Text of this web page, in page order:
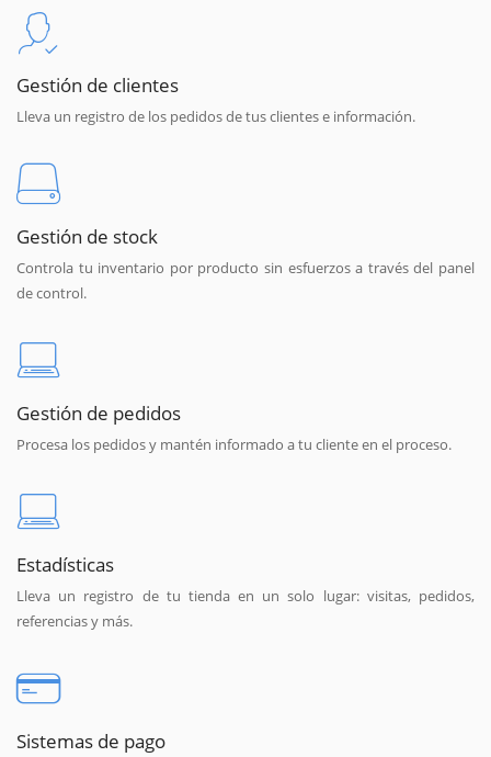
Gestión de clientes
Lleva un registro de los pedidos de tus clientes e información.
Gestión de stock
Controla tu inventario por producto sin esfuerzos a través del panel
de control.
Gestión de pedidos
Procesa los pedidos y mantén informado a tu cliente en el proceso.
Estadísticas
Lleva un registro de tu tienda en un solo lugar: visitas, pedidos,
referencias y más.
Sistemas de pago